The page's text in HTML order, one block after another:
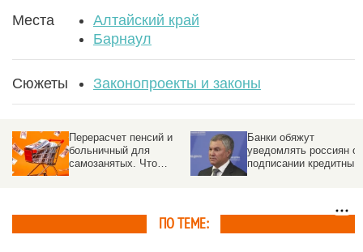
Места
Алтайский край
Барнаул
Сюжеты Законопроекты и законы
Перерасчет пенсий и
больничный для
самозанятых. Что
Банки обяжут
уведомлять россиян о
подписании кредитных
ПО ТЕМЕ: